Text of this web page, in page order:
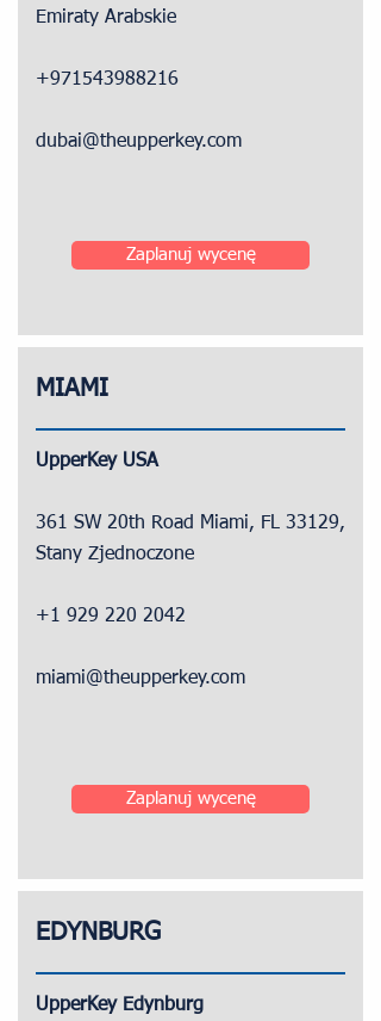
Emiraty Arabskie
+971543988216
dubai@theupperkey.com
Zaplanuj wycenę
MIAMI
UpperKey USA
361 SW 20th Road Miami, FL 33129,
Stany Zjednoczone
+1 929 220 2042
miami@theupperkey.com
Zaplanuj wycenę
EDYNBURG
UpperKey Edynburg